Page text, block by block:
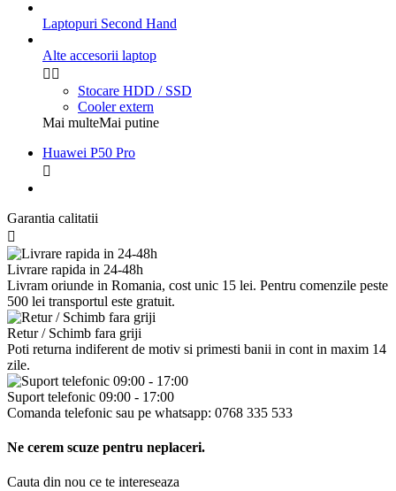
Laptopuri Second Hand
Alte accesorii laptop
 
Stocare HDD / SSD
Cooler extern
Mai multeMai putine
Huawei P50 Pro

Garantia calitatii

Livrare rapida in 24-48h
Livram oriunde in Romania, cost unic 15 lei. Pentru comenzile peste
500 lei transportul este gratuit.
Retur / Schimb fara griji
Poti returna indiferent de motiv si primesti banii in cont in maxim 14
zile.
Suport telefonic 09:00 - 17:00
Comanda telefonic sau pe whatsapp: 0768 335 533
Ne cerem scuze pentru neplaceri.
Cauta din nou ce te intereseaza